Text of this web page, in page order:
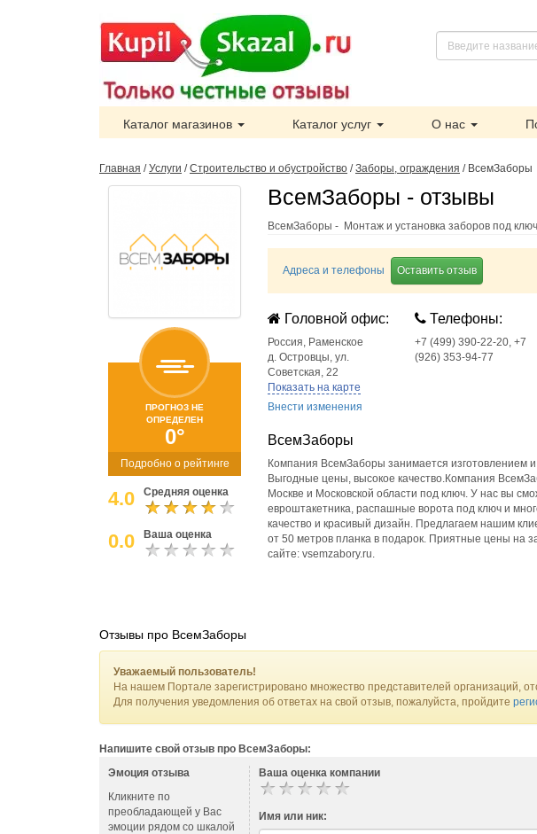
Каталог магазинов Каталог услуг О нас
Главная /Услуги /Строительство и обустройство /Заборы, ограждения / ВсемЗаборы
ПРОГНОЗ НЕ
ОПРЕДЕЛЕН
0°
Подробно о рейтинге
4.0 Средняя оценка
0.0 Ваша оценка
ВсемЗаборы - отзывы
ВсемЗаборы - Монтаж и установка заборов под ключ
Адреса и телефоны Оставить отзыв
Головной офис:
Россия, Раменское
д. Островцы, ул.
Советская, 22
Показать на карте
Внести изменения
Телефоны:
+7 (499) 390-22-20, +7
(926) 353-94-77
ВсемЗаборы
Компания ВсемЗаборы занимается изготовлением
Выгодные цены, высокое качество.Компания
Москве и Московской области под ключ. У нас вы
евроштакетника, распашные ворота под ключ и
качество и красивый дизайн. Предлагаем нашим
от 50 метров планка в подарок. Приятные цены на
сайте: vsemzabory.ru.
Отзывы про ВсемЗаборы
Уважаемый пользователь!
На нашем Портале зарегистрировано множество представителей организаций,
Для получения уведомления об ответах на свой отзыв, пожалуйста, пройдите
Напишите свой отзыв про ВсемЗаборы:
Эмоция отзыва
Кликните по
преобладающей у Вас
эмоции рядом со шкалой
Ваша оценка компании
Имя или ник: